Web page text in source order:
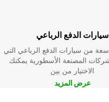
سيارات الدفع الرباعي
من سيارات الدفع الرباعي التي
المصنعة الأسطورية يمكنك
الاختيار من بين
عرض المزيد